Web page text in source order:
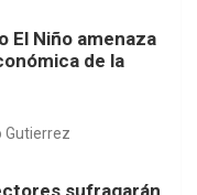
El Niño amenaza
de la
Gutierrez
sufragarán